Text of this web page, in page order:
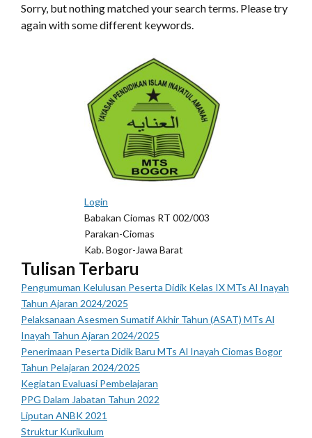
Sorry, but nothing matched your search terms. Please try
again with some different keywords.
Login
Babakan Ciomas RT 002/003
Parakan-Ciomas
Kab. Bogor-Jawa Barat
Tulisan Terbaru
Pengumuman Kelulusan Peserta Didik Kelas IX MTs Al Inayah
Tahun Ajaran 2024/2025
Pelaksanaan Asesmen Sumatif Akhir Tahun (ASAT) MTs Al
Inayah Tahun Ajaran 2024/2025
Penerimaan Peserta Didik Baru MTs Al Inayah Ciomas Bogor
Tahun Pelajaran 2024/2025
Kegiatan Evaluasi Pembelajaran
PPG Dalam Jabatan Tahun 2022
Liputan ANBK 2021
Struktur Kurikulum